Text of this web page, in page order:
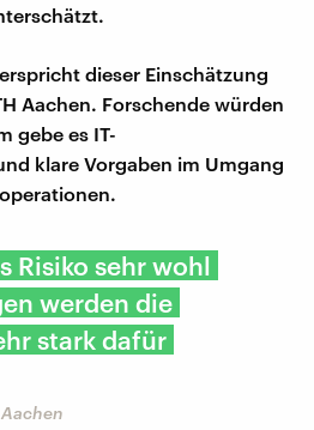
dieser Einschätzung
Aachen. Forschende würden
gebe es IT-
klare Vorgaben im Umgang
Risiko sehr wohl
werden die
stark dafür